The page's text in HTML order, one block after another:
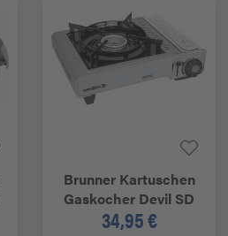
BrunnerKartuschen
Gaskocher Devil SD
34,95 €